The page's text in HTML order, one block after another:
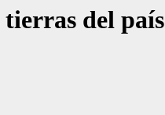
tierras del país